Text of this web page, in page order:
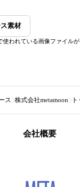
素材
使われている画像ファイル
ス 株式会社metamoon
会社概要